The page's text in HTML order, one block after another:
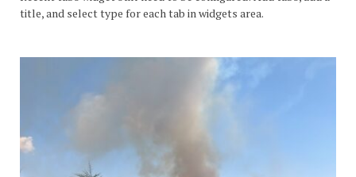
title, and select type for each tab in widgets area.